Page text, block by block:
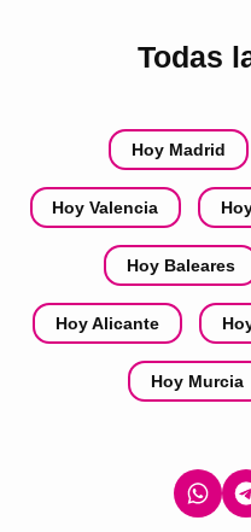
Todas
Hoy Madrid
Hoy Valencia
Hoy Baleares
Hoy Alicante
Hoy Murcia